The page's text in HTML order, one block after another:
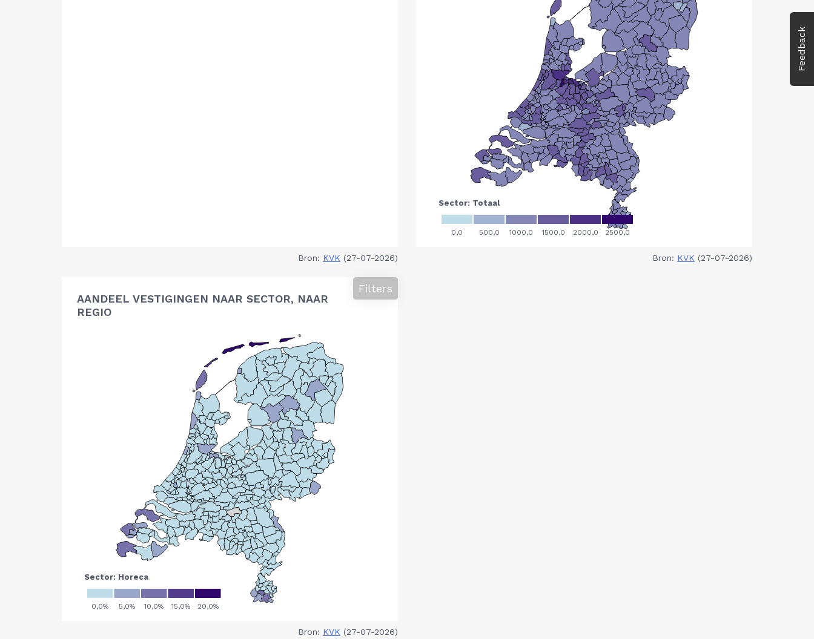
Feedback
Bron: KVK (27-07-2026) Bron: KVK (27-07-2026)
AANDEEL VESTIGINGEN NAAR SECTOR, NAAR
REGIO
Filters
Bron: KVK (27-07-2026)